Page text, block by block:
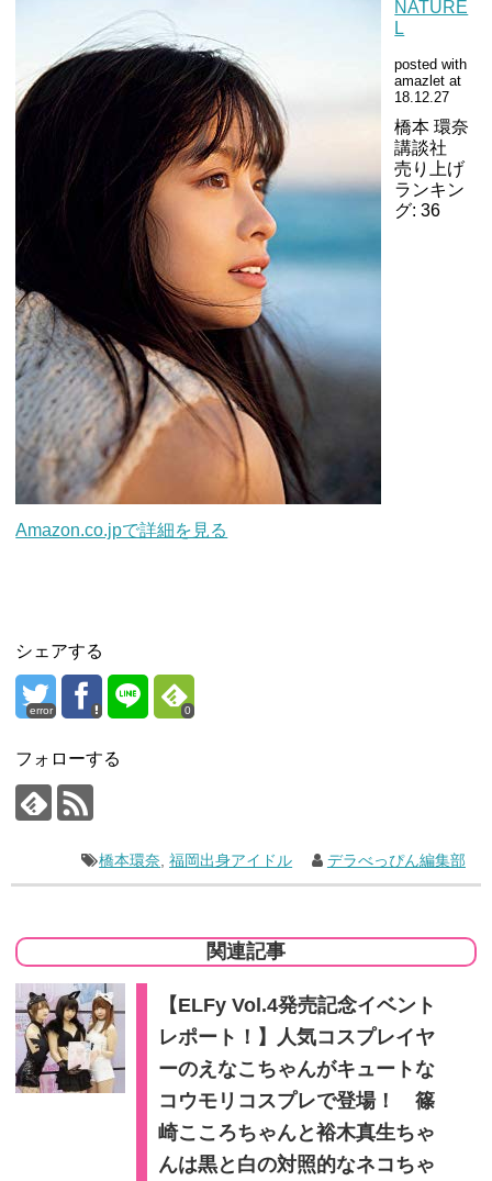
NATURE
L
posted with
amazlet at
18.12.27
橋本 環奈
講談社
売り上げ
ランキン
グ: 36
Amazon.co.jpで詳細を見る
シェアする
error 0
フォローする
橋本環奈 ,福岡出身アイドル デラべっぴん編集部
関連記事
【ELFy Vol.4発売記念イベント
レポート！】人気コスプレイヤ
ーのえなこちゃんがキュートな
コウモリコスプレで登場！ 篠
崎こころちゃんと裕木真生ちゃ
んは黒と白の対照的なネコちゃ